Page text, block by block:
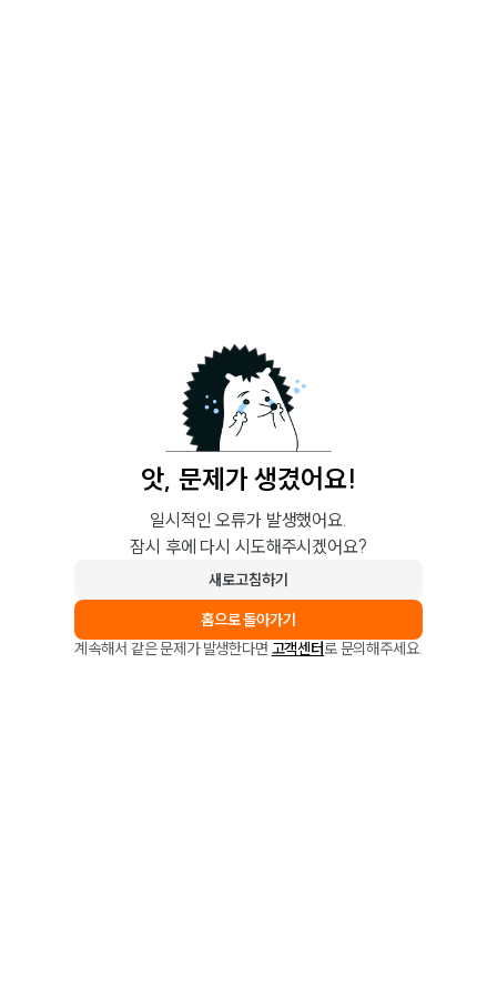
앗, 문제가 생겼어요!
일시적인 오류가 발생했어요.
잠시 후에 다시 시도해주시겠어요?
새로고침하기
홈으로 돌아가기
계속해서 같은 문제가 발생한다면 고객센터로 문의해주세요.